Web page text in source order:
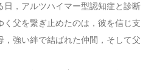
日，アルツハイマー型認知症と診断
く父を繋ぎ止めたのは，彼を信じ支
，強い絆で結ばれた仲間，そして父